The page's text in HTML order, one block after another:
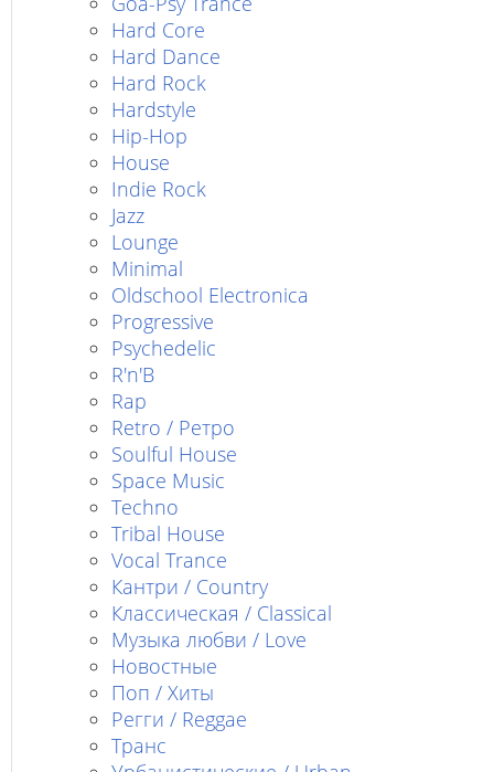
Hard Core
Hard Dance
Hard Rock
Hardstyle
Hip-Hop
House
Indie Rock
Jazz
Lounge
Minimal
Oldschool Electronica
Progressive
Psychedelic
R'n'B
Rap
Retro / Ретро
Soulful House
Space Music
Techno
Tribal House
Vocal Trance
Кантри / Country
Классическая / Classical
Музыка любви / Love
Новостные
Поп / Хиты
Регги / Reggae
Транс